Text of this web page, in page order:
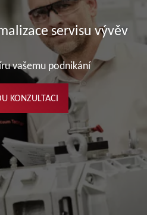
servisu vývěv
vašemu podnikání
KONZULTACI